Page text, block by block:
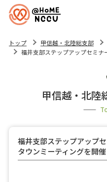
トップ 甲信越・北陸総支部
福井支部ステップアップセミナ
甲信越・北陸
福井支部ステップアップ
タウンミーティングを開